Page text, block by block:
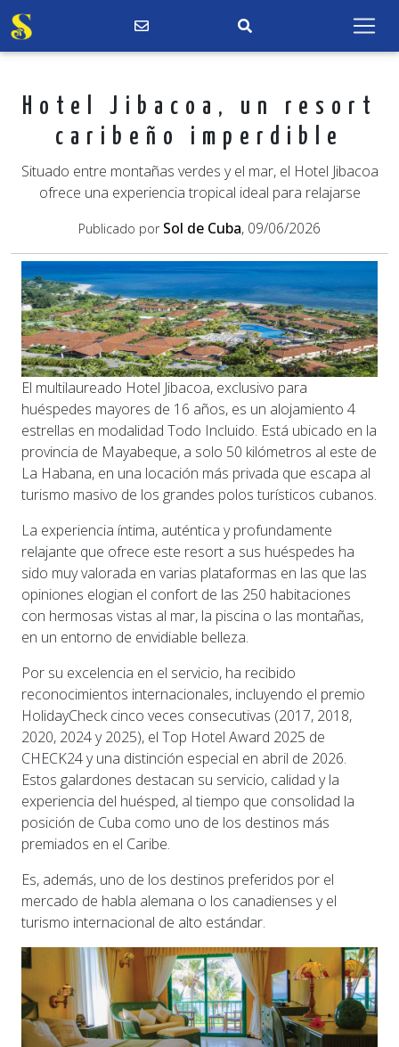
Hotel Jibacoa, un resort
caribeño imperdible
Situado entre montañas verdes y el mar, el Hotel Jibacoa
ofrece una experiencia tropical ideal para relajarse
Publicado por Sol de Cuba, 09/06/2026
El multilaureado Hotel Jibacoa, exclusivo para
huéspedes mayores de 16 años, es un alojamiento 4
estrellas en modalidad Todo Incluido. Está ubicado en la
provincia de Mayabeque, a solo 50 kilómetros al este de
La Habana, en una locación más privada que escapa al
turismo masivo de los grandes polos turísticos cubanos.
La experiencia íntima, auténtica y profundamente
relajante que ofrece este resort a sus huéspedes ha
sido muy valorada en varias plataformas en las que las
opiniones elogian el confort de las 250 habitaciones
con hermosas vistas al mar, la piscina o las montañas,
en un entorno de envidiable belleza.
Por su excelencia en el servicio, ha recibido
reconocimientos internacionales, incluyendo el premio
HolidayCheck cinco veces consecutivas (2017, 2018,
2020, 2024 y 2025), el Top Hotel Award 2025 de
CHECK24 y una distinción especial en abril de 2026.
Estos galardones destacan su servicio, calidad y la
experiencia del huésped, al tiempo que consolidad la
posición de Cuba como uno de los destinos más
premiados en el Caribe.
Es, además, uno de los destinos preferidos por el
mercado de habla alemana o los canadienses y el
turismo internacional de alto estándar.